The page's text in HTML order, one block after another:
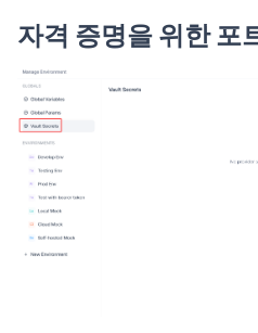
자격 증명을 위한 포